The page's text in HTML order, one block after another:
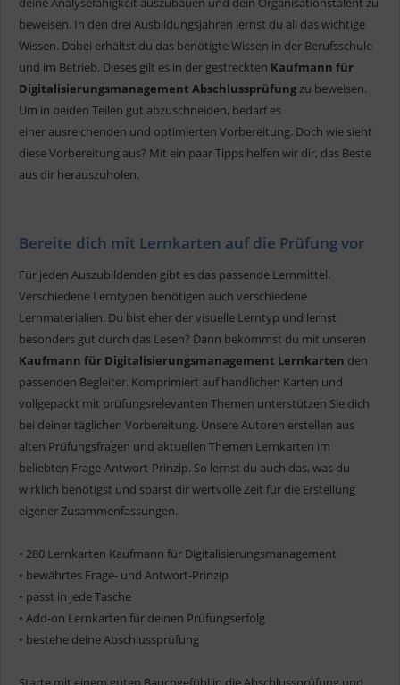
beweisen. In den drei Ausbildungsjahren lernst du all das wichtige
Wissen. Dabei erhältst du das benötigte Wissen in der Berufsschule
und im Betrieb. Dieses gilt es in der gestreckten Kaufmann für
Digitalisierungsmanagement Abschlussprüfungzu beweisen.
Um in beiden Teilen gut abzuschneiden, bedarf es
einer ausreichenden und optimierten Vorbereitung. Doch wie sieht
diese Vorbereitung aus? Mit ein paar Tipps helfen wir dir, das Beste
aus dir herauszuholen.
Bereite dich mit Lernkarten auf die Prüfung vor
Für jeden Auszubildenden gibt es das passende Lernmittel.
Verschiedene Lerntypen benötigen auch verschiedene
Lernmaterialien. Du bist eher der visuelle Lerntyp und lernst
besonders gut durch das Lesen? Dann bekommst du mit unseren
Kaufmann für Digitalisierungsmanagement Lernkarten den
passenden Begleiter. Komprimiert auf handlichen Karten und
vollgepackt mit prüfungsrelevanten Themen unterstützen Sie dich
bei deiner täglichen Vorbereitung. Unsere Autoren erstellen aus
alten Prüfungsfragen und aktuellen Themen Lernkarten im
beliebten Frage-Antwort-Prinzip. So lernst du auch das, was du
wirklich benötigst und sparst dir wertvolle Zeit für die Erstellung
eigener Zusammenfassungen.
• 280 Lernkarten Kaufmann für Digitalisierungsmanagement
• bewährtes Frage- und Antwort-Prinzip
• passt in jede Tasche
• Add-on Lernkarten für deinen Prüfungserfolg
• bestehe deine Abschlussprüfung